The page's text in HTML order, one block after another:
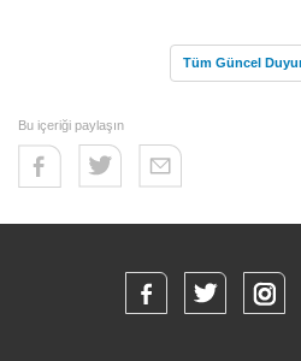
Tüm Güncel
Bu içeriği paylaşın